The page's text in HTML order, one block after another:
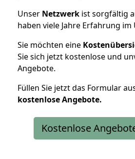
Unser Netzwerk ist sorgfältig
haben viele Jahre Erfahrung
Sie möchten eine
Sie sich jetzt kostenlose und
Angebote.
Füllen Sie jetzt das Formular
kostenloseAngebote.
Kostenlose